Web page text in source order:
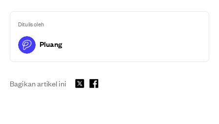
Ditulis oleh
Pluang
Bagikan artikel ini